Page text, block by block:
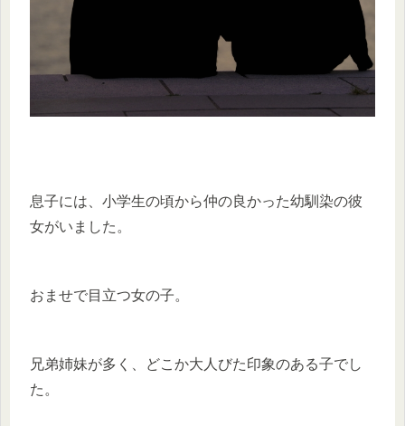
息子には、小学生の頃から仲の良かった幼馴染の彼
女がいました。
おませで目立つ女の子。
兄弟姉妹が多く、どこか大人びた印象のある子でし
た。